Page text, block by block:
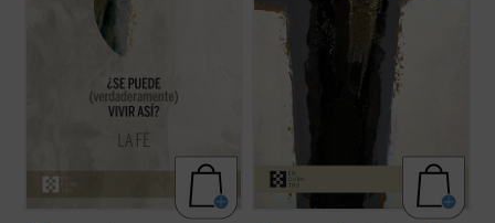
confianza) y ...
(ver ficha)